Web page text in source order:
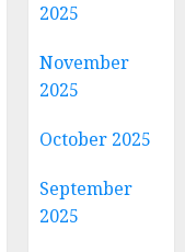
2025
November
2025
October 2025
September
2025